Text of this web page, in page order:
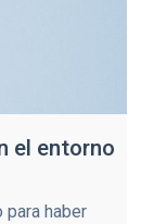
el entorno
haber